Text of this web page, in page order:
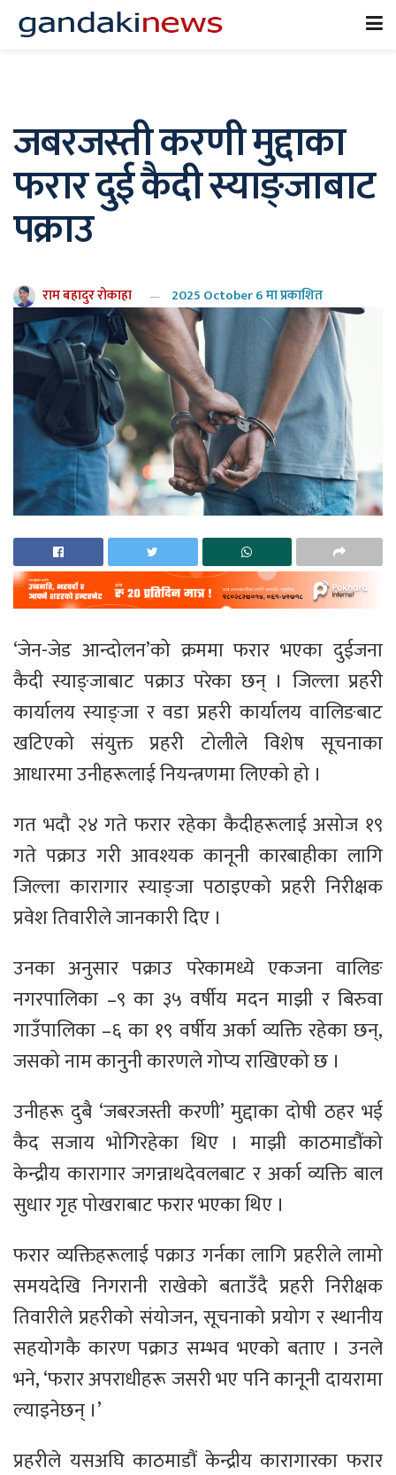
जबरजस्ती करणी मुद्दाका
फरार दुई कैदी स्याङ्जाबाट
पक्राउ
राम बहादुर रोकाहा 2025 October 6 मा प्रकाशित
‘जेन-जेड आन्दोलन’को क्रममा फरार भएका दुईजना
कैदी स्याङ्जाबाट पक्राउ परेका छन् । जिल्ला प्रहरी
कार्यालय स्याङ्जा र वडा प्रहरी कार्यालय वालिङबाट
खटिएको संयुक्त प्रहरी टोलीले विशेष सूचनाका
आधारमा उनीहरूलाई नियन्त्रणमा लिएको हो ।
गत भदौ २४ गते फरार रहेका कैदीहरूलाई असोज १९
गते पक्राउ गरी आवश्यक कानूनी कारबाहीका लागि
जिल्ला कारागार स्याङ्जा पठाइएको प्रहरी निरीक्षक
प्रवेश तिवारीले जानकारी दिए ।
उनका अनुसार पक्राउ परेकामध्ये एकजना वालिङ
नगरपालिका –९ का ३५ वर्षीय मदन माझी र बिरुवा
गाउँपालिका –६ का १९ वर्षीय अर्का व्यक्ति रहेका छन्,
जसको नाम कानुनी कारणले गोप्य राखिएको छ ।
उनीहरू दुबै ‘जबरजस्ती करणी’ मुद्दाका दोषी ठहर भई
कैद सजाय भोगिरहेका थिए । माझी काठमाडौंको
केन्द्रीय कारागार जगन्नाथदेवलबाट र अर्का व्यक्ति बाल
सुधार गृह पोखराबाट फरार भएका थिए ।
फरार व्यक्तिहरूलाई पक्राउ गर्नका लागि प्रहरीले लामो
समयदेखि निगरानी राखेको बताउँदै प्रहरी निरीक्षक
तिवारीले प्रहरीको संयोजन, सूचनाको प्रयोग र स्थानीय
सहयोगकै कारण पक्राउ सम्भव भएको बताए । उनले
भने, ‘फरार अपराधीहरू जसरी भए पनि कानूनी दायरामा
ल्याइनेछन् ।’
प्रहरीले यसअघि काठमाडौं केन्द्रीय कारागारका फरार